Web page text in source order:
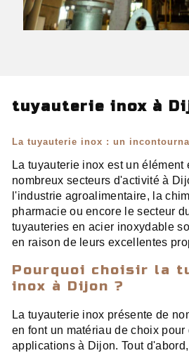
tuyauterie inox à
La tuyauterie inox : un
La tuyauterie inox est un élément
nombreux secteurs d'activité à
l'industrie agroalimentaire, la
pharmacie ou encore le secteur
tuyauteries en acier inoxydable
en raison de leurs excellentes
Pourquoi choisir la
inox à Dijon ?
La tuyauterie inox présente de
en font un matériau de choix pour
applications à Dijon. Tout